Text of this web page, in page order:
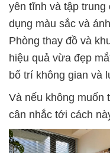
yên tĩnh và tập
dụng màu sắc và
Phòng thay đồ và
hiệu quả vừa đẹp
bố trí không gian và
Và nếu không muốn
cân nhắc tới cách